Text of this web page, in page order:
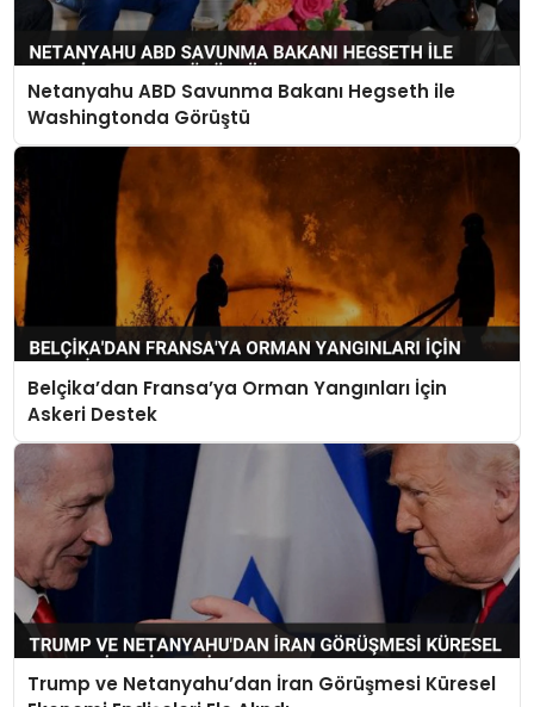
Netanyahu ABD Savunma Bakanı Hegseth ile
Washingtonda Görüştü
Belçika’dan Fransa’ya Orman Yangınları İçin
Askeri Destek
Trump ve Netanyahu’dan İran Görüşmesi Küresel